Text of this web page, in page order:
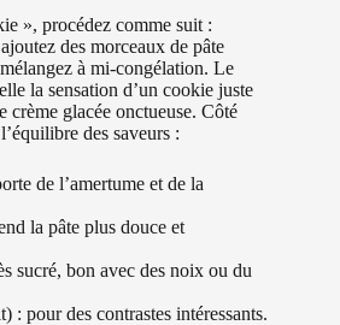
», procédez comme suit :
des morceaux de pâte
à mi-congélation. Le
la sensation d’un cookie juste
crème glacée onctueuse. Côté
des saveurs :
de l’amertume et de la
la pâte plus douce et
sucré, bon avec des noix ou du
: pour des contrastes intéressants.